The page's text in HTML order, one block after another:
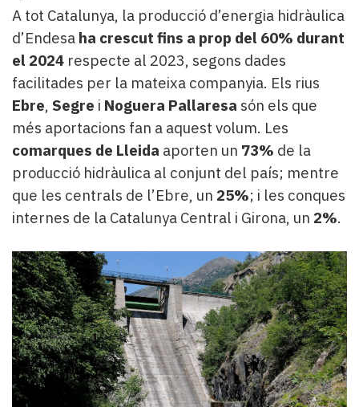
A tot Catalunya, la producció d’energia hidràulica
d’Endesa ha crescut fins a prop del 60% durant
el 2024 respecte al 2023, segons dades
facilitades per la mateixa companyia. Els rius
Ebre, Segre i Noguera Pallaresa són els que
més aportacions fan a aquest volum. Les
comarques de Lleida aporten un 73% de la
producció hidràulica al conjunt del país; mentre
que les centrals de l’Ebre, un 25%; i les conques
internes de la Catalunya Central i Girona, un 2%.